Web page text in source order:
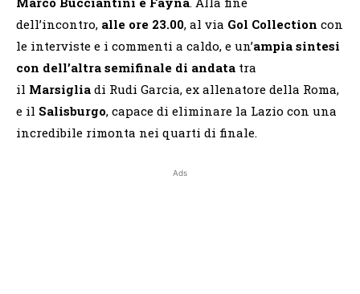
dell’incontro, alle ore 23.00, al via Gol Collection con
le interviste e i commenti a caldo, e un’ampia sintesi
con dell’altra semifinale di andata tra
il Marsiglia di Rudi Garcia, ex allenatore della Roma,
e il Salisburgo, capace di eliminare la Lazio con una
incredibile rimonta nei quarti di finale.
Ads